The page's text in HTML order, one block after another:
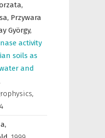
Przywara
György,
activity
soils as
and
,